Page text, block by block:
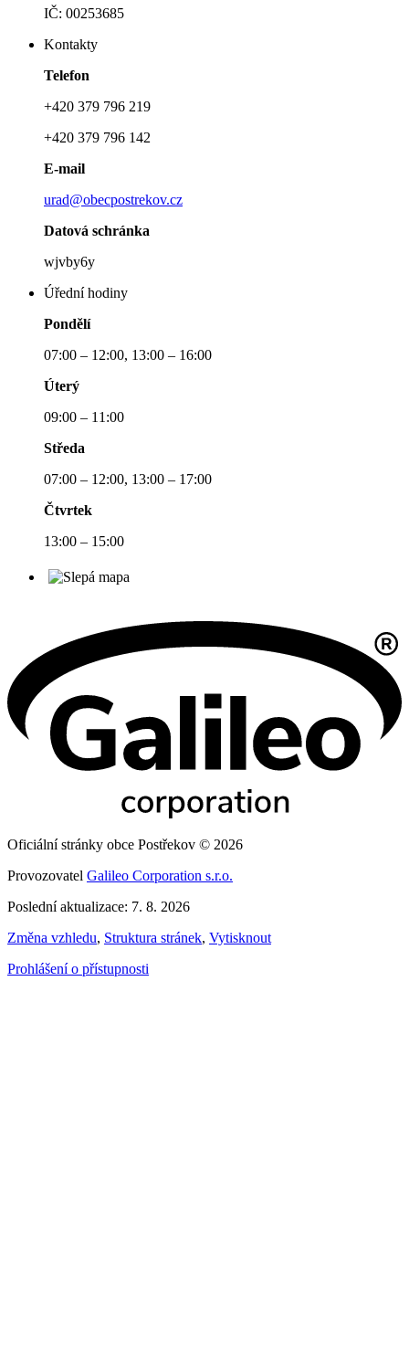
IČ: 00253685
Kontakty
Telefon
+420 379 796 219
+420 379 796 142
E-mail
urad@obecpostrekov.cz
Datová schránka
wjvby6y
Úřední hodiny
Pondělí
07:00 – 12:00, 13:00 – 16:00
Úterý
09:00 – 11:00
Středa
07:00 – 12:00, 13:00 – 17:00
Čtvrtek
13:00 – 15:00
Oficiální stránky obce Postřekov © 2026
Provozovatel Galileo Corporation s.r.o.
Poslední aktualizace: 7. 8. 2026
Změna vzhledu, Struktura stránek, Vytisknout
Prohlášení o přístupnosti